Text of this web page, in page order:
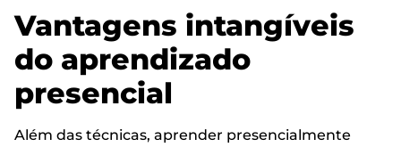
Vantagens intangíveis
do aprendizado
presencial
Além das técnicas, aprender presencialmente